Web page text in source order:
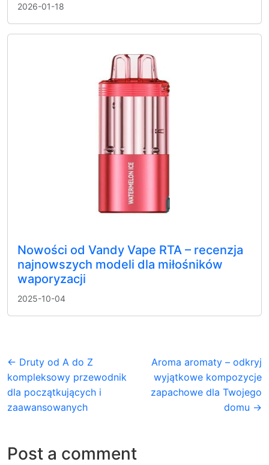
2026-01-18
Nowości od Vandy Vape RTA – recenzja
najnowszych modeli dla miłośników
waporyzacji
2025-10-04
← Druty od A do Z
kompleksowy przewodnik
dla początkujących i
zaawansowanych
Aroma aromaty – odkryj
wyjątkowe kompozycje
zapachowe dla Twojego
domu →
Post a comment